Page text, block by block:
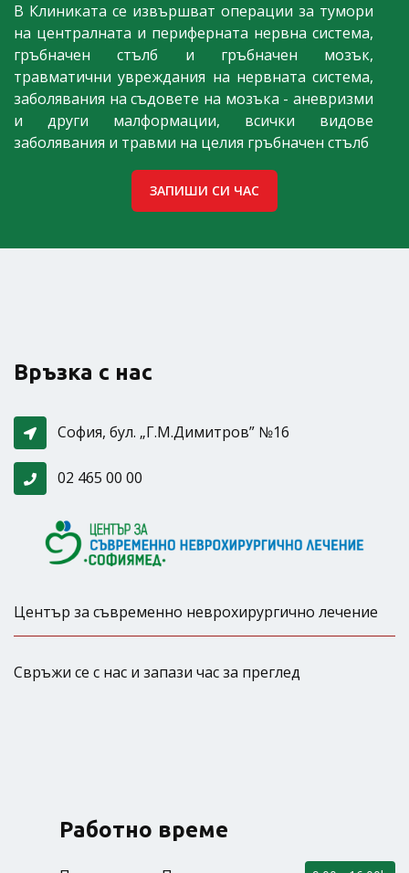
В Клиниката се извършват операции за тумори
на централната и периферната нервна система,
гръбначен стълб и гръбначен мозък,
травматични увреждания на нервната система,
заболявания на съдовете на мозъка - аневризми
и други малформации, всички видове
заболявания и травми на целия гръбначен стълб
ЗАПИШИ СИ ЧАС
Връзка с нас
София, бул. „Г.М.Димитров” №16
02 465 00 00
Център за съвременно неврохирургично лечение
Свръжи се с нас и запази час за преглед
Работно време